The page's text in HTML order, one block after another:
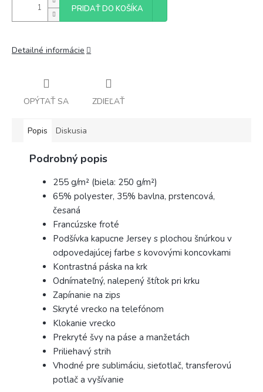
PRIDAŤ DO KOŠÍKA
Detailné informácie
OPÝTAŤ SA ZDIEĽAŤ
Popis Diskusia
Podrobný popis
255 g/m² (biela: 250 g/m²)
65% polyester, 35% bavlna, prstencová,
česaná
Francúzske froté
Podšívka kapucne Jersey s plochou šnúrkou v
odpovedajúcej farbe s kovovými koncovkami
Kontrastná páska na krk
Odnímateľný, nalepený štítok pri krku
Zapínanie na zips
Skryté vrecko na telefónom
Klokanie vrecko
Prekryté švy na páse a manžetách
Priliehavý strih
Vhodné pre sublimáciu, sieťotlač, transferovú
potlač a vyšívanie